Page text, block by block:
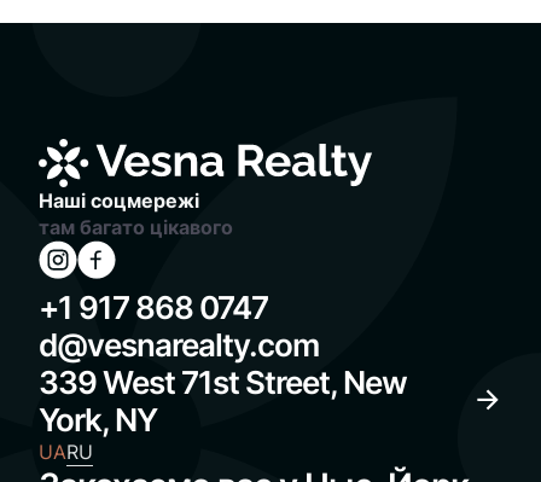
Наші соцмережі
там багато цікавого
+1 917 868 0747
d@vesnarealty.com
339 West 71st Street, New
York, NY
UARU